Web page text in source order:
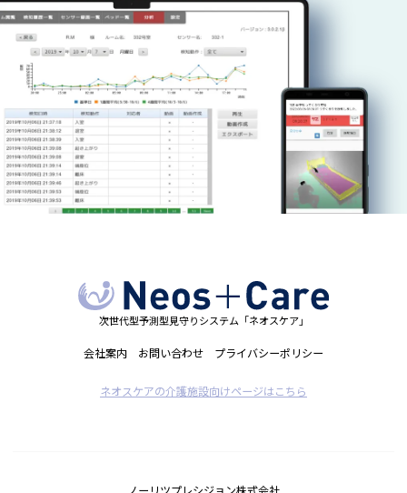
次世代型予測型見守りシステム「ネオスケア」
会社案内 お問い合わせ プライバシーポリシー
ネオスケアの介護施設向けページはこちら